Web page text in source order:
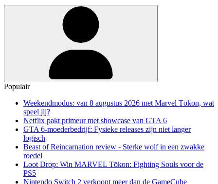
Populair
Weekendmodus: van 8 augustus 2026 met Marvel Tōkon, wat
speel jij?
Netflix pakt primeur met showcase van GTA 6
GTA 6-moederbedrijf: Fysieke releases zijn niet langer
logisch
Beast of Reincarnation review - Sterke wolf in een zwakke
roedel
Loot Drop: Win MARVEL Tōkon: Fighting Souls voor de
PS5
Nintendo Switch 2 verkoopt meer dan de GameCube